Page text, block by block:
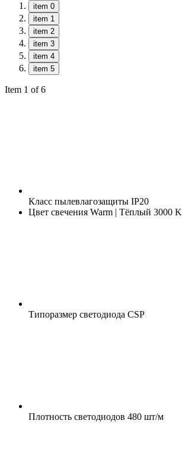
item 0
item 1
item 2
item 3
item 4
item 5
Item 1 of 6
Класс пылевлагозащиты IP20
Цвет свечения Warm | Тёплый 3000 K
Типоразмер светодиода CSP
Плотность светодиодов 480 шт/м